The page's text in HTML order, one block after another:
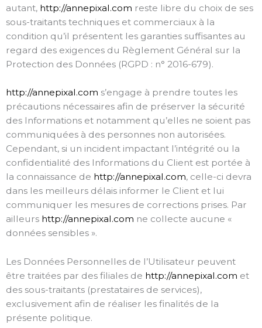
autant, http://annepixal.com reste libre du choix de ses
sous-traitants techniques et commerciaux à la
condition qu’il présentent les garanties suffisantes au
regard des exigences du Règlement Général sur la
Protection des Données (RGPD : n° 2016-679).
http://annepixal.com s’engage à prendre toutes les
précautions nécessaires afin de préserver la sécurité
des Informations et notamment qu’elles ne soient pas
communiquées à des personnes non autorisées.
Cependant, si un incident impactant l’intégrité ou la
confidentialité des Informations du Client est portée à
la connaissance de http://annepixal.com, celle-ci devra
dans les meilleurs délais informer le Client et lui
communiquer les mesures de corrections prises. Par
ailleurs http://annepixal.com ne collecte aucune «
données sensibles ».
Les Données Personnelles de l’Utilisateur peuvent
être traitées par des filiales de http://annepixal.com et
des sous-traitants (prestataires de services),
exclusivement afin de réaliser les finalités de la
présente politique.